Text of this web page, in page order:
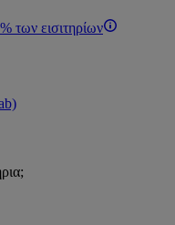
των εισιτηρίων